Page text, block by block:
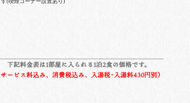
下記料金表は1部屋に入られる1泊2食の価格です。
サービス料込み、消費税込み、入湯税･入湯料430円別）